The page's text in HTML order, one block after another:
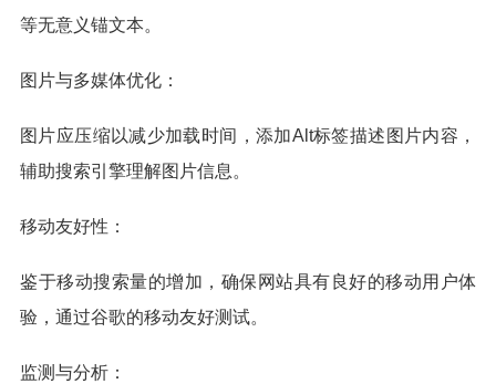
等无意义锚文本。
图片与多媒体优化：
图片应压缩以减少加载时间，添加Alt标签描述图片内容，
辅助搜索引擎理解图片信息。
移动友好性：
鉴于移动搜索量的增加，确保网站具有良好的移动用户体
验，通过谷歌的移动友好测试。
监测与分析：